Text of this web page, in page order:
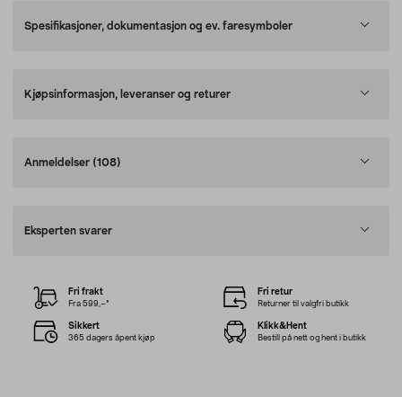
Spesifikasjoner, dokumentasjon og ev. faresymboler
Kjøpsinformasjon, leveranser og returer
Anmeldelser (108)
Eksperten svarer
Fri frakt
Fra 599,–*
Fri retur
Returner til valgfri butikk
Sikkert
365 dagers åpent kjøp
Klikk&Hent
Bestill på nett og hent i butikk